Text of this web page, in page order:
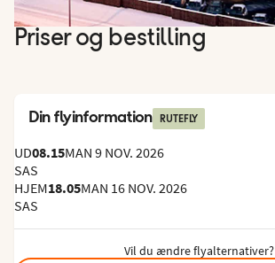
Priser og bestilling
Din flyinformation RUTEFLY
UD08.15MAN 9 NOV. 2026
SAS
HJEM18.05MAN 16 NOV. 2026
SAS
Vil du ændre flyalternativer?